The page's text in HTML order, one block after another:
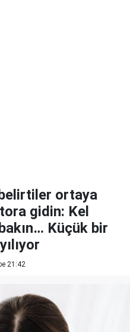
ortaya
gidin: Kel
Küçük bir
21:42